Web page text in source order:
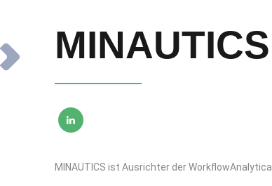
MINAUTICS
MINAUTICS ist Ausrichter der WorkflowAnalytica.